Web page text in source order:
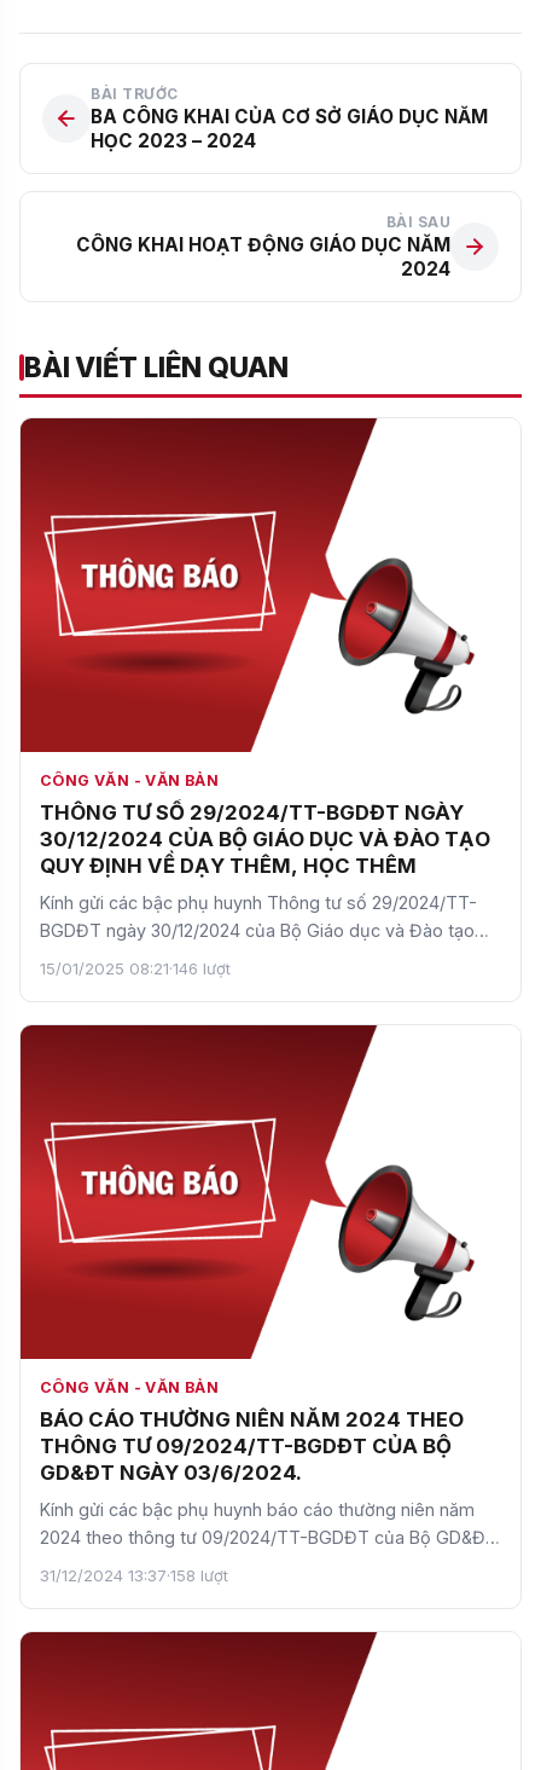
BÀI TRƯỚC
BA CÔNG KHAI CỦA CƠ SỞ GIÁO DỤC NĂM
HỌC 2023 – 2024
BÀI SAU
CÔNG KHAI HOẠT ĐỘNG GIÁO DỤC NĂM
2024
BÀI VIẾT LIÊN QUAN
CÔNG VĂN - VĂN BẢN
THÔNG TƯ SỐ 29/2024/TT-BGDĐT NGÀY
30/12/2024 CỦA BỘ GIÁO DỤC VÀ ĐÀO TẠO
QUY ĐỊNH VỀ DẠY THÊM, HỌC THÊM
Kính gửi các bậc phụ huynh Thông tư số 29/2024/TT-
BGDĐT ngày 30/12/2024 của Bộ Giáo dục và Đào tạo
quy định về…
15/01/2025 08:21·146 lượt
CÔNG VĂN - VĂN BẢN
BÁO CÁO THƯỜNG NIÊN NĂM 2024 THEO
THÔNG TƯ 09/2024/TT-BGDĐT CỦA BỘ
GD&ĐT NGÀY 03/6/2024.
Kính gửi các bậc phụ huynh báo cáo thường niên năm
2024 theo thông tư 09/2024/TT-BGDĐT của Bộ GD&ĐT
ngày 03/6/…
31/12/2024 13:37·158 lượt